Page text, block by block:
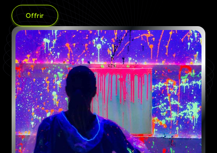
Offrir
Offrir
une
carte
cadeau